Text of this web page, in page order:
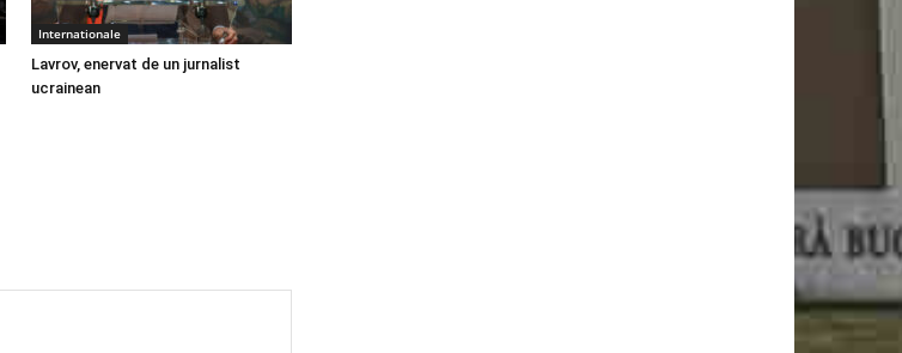
Internationale
Lavrov, enervat de un jurnalist
ucrainean